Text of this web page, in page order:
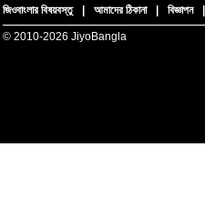
জিওবাংলার বিষয়বস্তু আমাদের ঠিকানা বিজ্ঞাপন
© 2010-2026 JiyoBangla